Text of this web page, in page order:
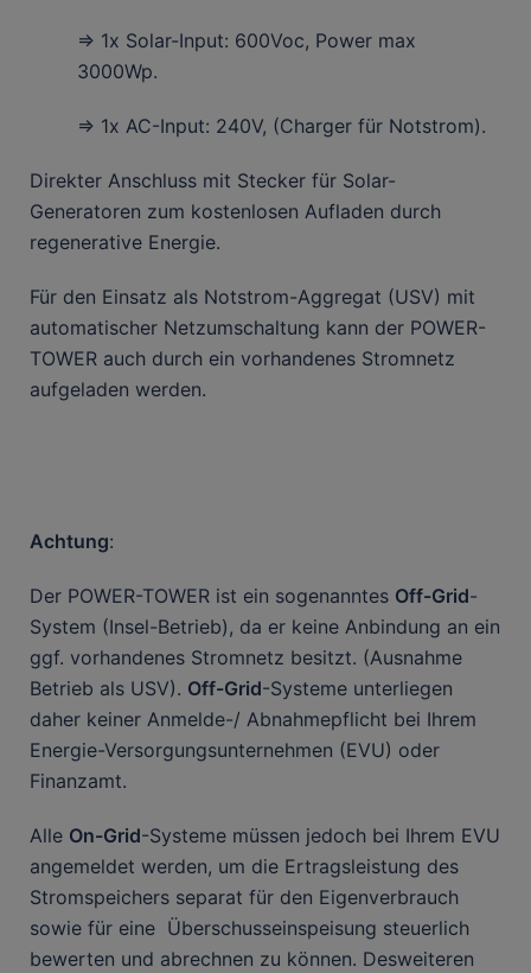
⇒ 1x Solar-Input: 600Voc, Power max
3000Wp.
⇒ 1x AC-Input: 240V, (Charger für Notstrom).
Direkter Anschluss mit Stecker für Solar-
Generatoren zum kostenlosen Aufladen durch
regenerative Energie.
Für den Einsatz als Notstrom-Aggregat (USV) mit
automatischer Netzumschaltung kann der POWER-
TOWER auch durch ein vorhandenes Stromnetz
aufgeladen werden.
Achtung:
Der POWER-TOWER ist ein sogenanntes Off-Grid-
System (Insel-Betrieb), da er keine Anbindung an ein
ggf. vorhandenes Stromnetz besitzt. (Ausnahme
Betrieb als USV). Off-Grid-Systeme unterliegen
daher keiner Anmelde-/ Abnahmepflicht bei Ihrem
Energie-Versorgungsunternehmen (EVU) oder
Finanzamt.
Alle On-Grid-Systeme müssen jedoch bei Ihrem EVU
angemeldet werden, um die Ertragsleistung des
Stromspeichers separat für den Eigenverbrauch
sowie für eine Überschusseinspeisung steuerlich
bewerten und abrechnen zu können. Desweiteren